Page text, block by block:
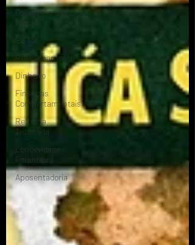
Coluna Marcos
Mizuki
BETS
Relacionamento
Dinheiro
Finanças
Comportamentais
Reforma
Tributária
Longevidade
Financeira
Aposentadoria